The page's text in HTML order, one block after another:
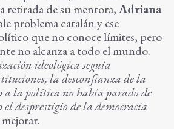
retirada de su mentora,Adriana
problema catalán y ese
que no conoce límites, pero
no alcanza a todo el mundo.
ideológica seguía
la desconfianza de la
a la política no había parado de
desprestigio de la democracia